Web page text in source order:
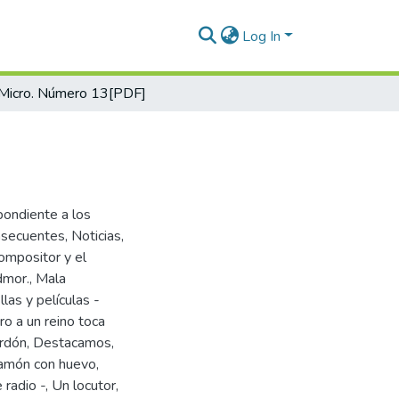
Log In
Número 13[PDF]
a los
Noticias,
y el
Mala
y películas -
a un reino toca
Destacamos,
con huevo,
-, Un locutor,